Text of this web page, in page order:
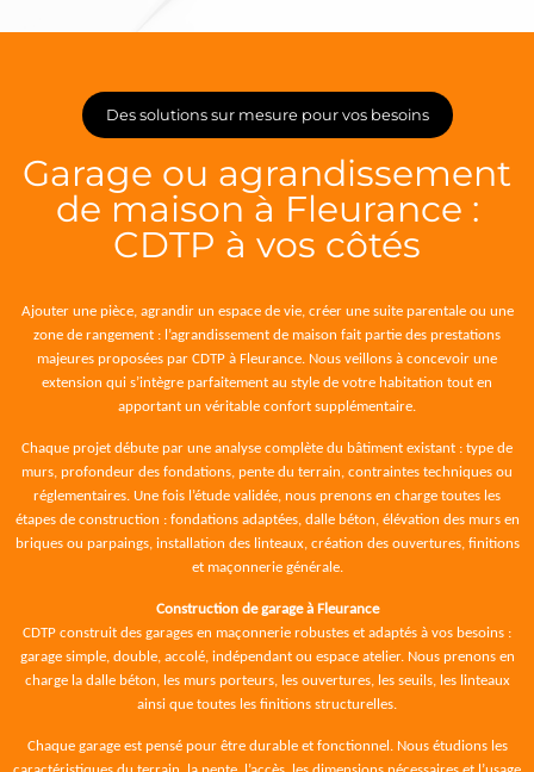
Des solutions sur mesure pour vos besoins
Garage ou agrandissement
de maison à Fleurance :
CDTP à vos côtés
Ajouter une pièce, agrandir un espace de vie, créer une suite parentale ou une
zone de rangement : l’agrandissement de maison fait partie des prestations
majeures proposées par CDTP à Fleurance. Nous veillons à concevoir une
extension qui s’intègre parfaitement au style de votre habitation tout en
apportant un véritable confort supplémentaire.
Chaque projet débute par une analyse complète du bâtiment existant : type de
murs, profondeur des fondations, pente du terrain, contraintes techniques ou
réglementaires. Une fois l’étude validée, nous prenons en charge toutes les
étapes de construction : fondations adaptées, dalle béton, élévation des murs en
briques ou parpaings, installation des linteaux, création des ouvertures, finitions
et maçonnerie générale.
Construction de garage à Fleurance
CDTP construit des garages en maçonnerie robustes et adaptés à vos besoins :
garage simple, double, accolé, indépendant ou espace atelier. Nous prenons en
charge la dalle béton, les murs porteurs, les ouvertures, les seuils, les linteaux
ainsi que toutes les finitions structurelles.
Chaque garage est pensé pour être durable et fonctionnel. Nous étudions les